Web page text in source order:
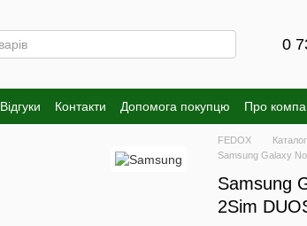
0
Відгуки Контакти Допомога покупцю Про
FEDOX Каталог
Samsung Galaxy
Samsung
2Sim